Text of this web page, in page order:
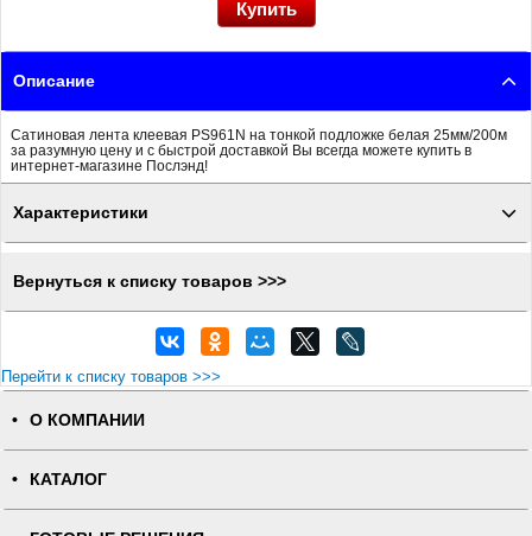
Описание
Сатиновая лента клеевая PS961N на тонкой подложке белая 25мм/200м
за разумную цену и с быстрой доставкой Вы всегда можете купить в
интернет-магазине Послэнд!
Характеристики
Вернуться к списку товаров >>>
Перейти к списку товаров >>>
О КОМПАНИИ
КАТАЛОГ